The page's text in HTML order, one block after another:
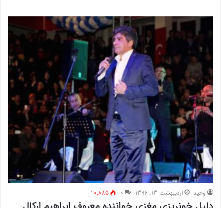
وحید اردیبهشت 13, 1396 ۰ 10,885